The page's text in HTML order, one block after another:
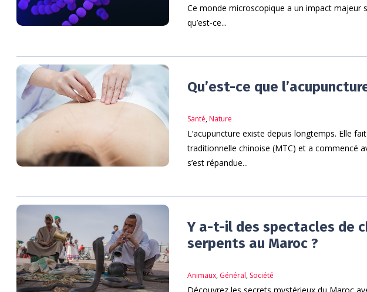
Ce monde microscopique a un impact majeur
qu’est-ce...
Qu’est-ce que
Santé,Nature
L’acupuncture existe depuis longtemps. Elle
traditionnelle chinoise (MTC) et a commencé
s’est répandue...
Y a-t-il des spectacles de
serpents au Maroc ?
Animaux, Général, Société